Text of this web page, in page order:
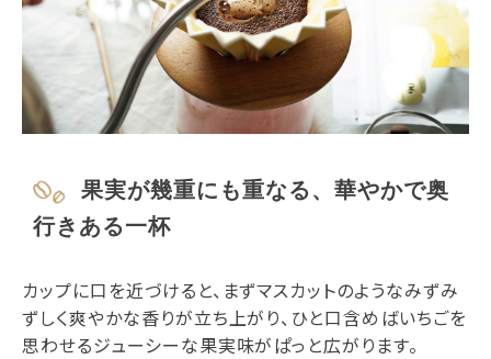
果実が幾重にも重なる、華やかで奥
行きある一杯
カップに口を近づけると、まずマスカットのようなみずみ
ずしく爽やかな香りが立ち上がり、ひと口含めばいちごを
思わせるジューシーな果実味がぱっと広がります。